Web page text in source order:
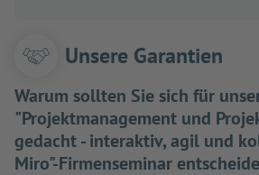
Unsere Garantien
Warum sollten Sie sich für
"Projektmanagement und
gedacht - interaktiv, agil und
Miro"-Firmenseminar